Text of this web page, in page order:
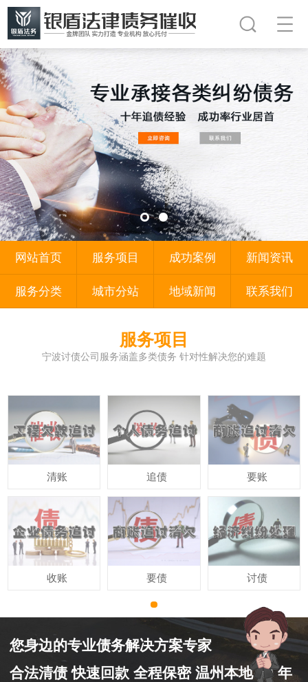
网站首页 服务项目 成功案例 新闻资讯
服务分类 城市分站 地域新闻 联系我们
服务项目
宁波讨债公司服务涵盖多类债务 针对性解决您的难题
清账
收账
追债
要债
要账
讨债
您身边的专业债务解决方案专家
合法清债 快速回款 全程保密 温州本地 10 年